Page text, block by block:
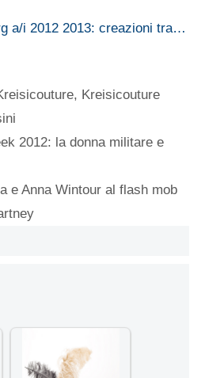
a/i 2012 2013: creazioni tra…
, Kreisicouture
2012: la donna militare e
e Anna Wintour al flash mob